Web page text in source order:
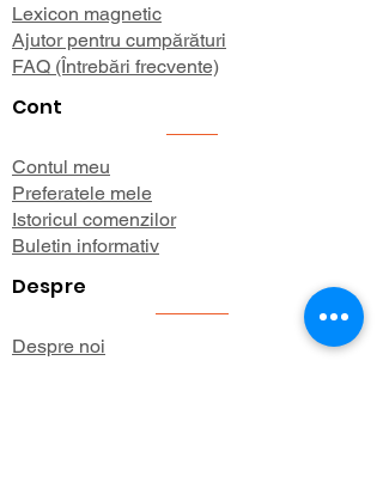
Lexicon magnetic
Ajutor pentru cumpărături
FAQ (Întrebări frecvente)
Cont
Contul meu
Preferatele mele
Istoricul comenzilor
Buletin informativ
Despre
Despre noi